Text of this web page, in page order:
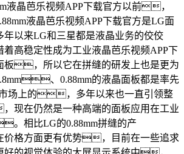
液晶芭乐视频APP下载官方以前，
液晶芭乐视频APP下载官方是LG面
以来LG和三星都是液晶业务的佼佼
高稳定性成为工业液晶芭乐视频APP下
板，所以它在拼缝的研发上也是更为
、0.88mm的液晶面板都是率先
场上的，多年以来也一直引领整
现在仍然是一种高端的面板应用在工业
相比LG的0.88mm拼缝的产
格方面更有优势，目前在一些追求